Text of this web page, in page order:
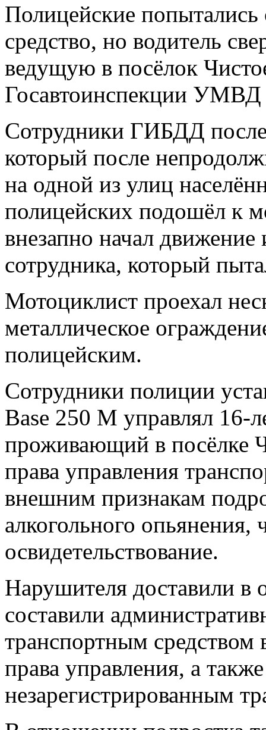
Полицейские попытались
средство, но водитель
ведущую в посёлок
Госавтоинспекции УМВД
Сотрудники ГИБДД
который после
на одной из улиц
полицейских подошёл к
внезапно начал
сотрудника, который
Мотоциклист проехал
металлическое
полицейским.
Сотрудники полиции
Base 250 M управлял 16-
проживающий в посёлке
права управления
внешним признакам
алкогольного опьянения,
освидетельствование.
Нарушителя доставили в
составили
транспортным средством
права управления, а
незарегистрированным